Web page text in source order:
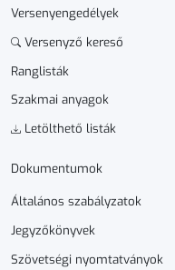
Versenyengedélyek
Versenyző kereső
Ranglisták
Szakmai anyagok
Letölthető listák
Dokumen­­tumok
Általános szabályzatok
Jegyzőkönyvek
Szövetségi nyomtatványok